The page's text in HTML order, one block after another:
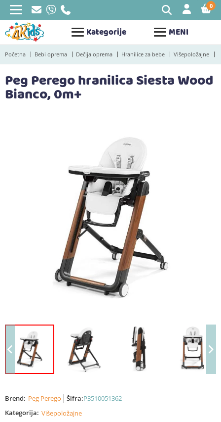
Kategorije MENI
0
Početna Bebi oprema Dečija oprema Hranilice za bebe Višepoložajne
Peg Perego hranilica Siesta Wood
Bianco, 0m+
Brend: Peg Perego Šifra:P3510051362
Kategorija: Višepoložajne